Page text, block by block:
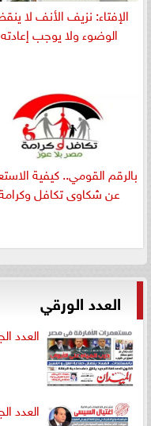
الإفتاء: نزيف الأنف لا
الوضوء ولا يوجب إعادته
بالرقم القومي.. كيفية
عن شكاوى تكافل
العدد الورقي
العدد
العدد